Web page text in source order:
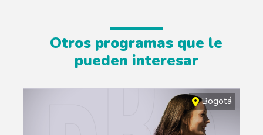
Otros programas que le
pueden interesar
Bogotá